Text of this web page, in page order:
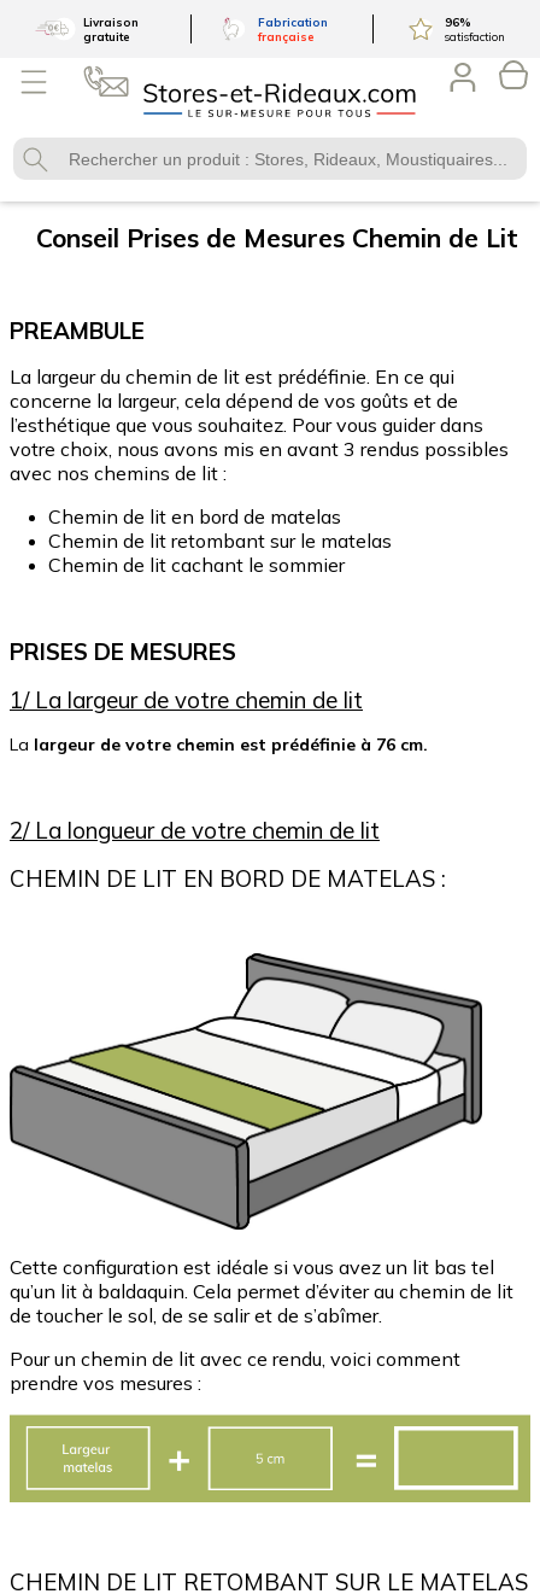
Livraison
gratuite
Fabrication
française
96%
satisfaction
Conseil Prises de Mesures Chemin de Lit
PREAMBULE
La largeur du chemin de lit est prédéfinie. En ce qui
concerne la largeur, cela dépend de vos goûts et de
l’esthétique que vous souhaitez. Pour vous guider dans
votre choix, nous avons mis en avant 3 rendus possibles
avec nos chemins de lit :
Chemin de lit en bord de matelas
Chemin de lit retombant sur le matelas
Chemin de lit cachant le sommier
PRISES DE MESURES
1/ La largeur de votre chemin de lit
La largeur de votre chemin est prédéfinie à 76 cm.
2/ La longueur de votre chemin de lit
CHEMIN DE LIT EN BORD DE MATELAS :
Cette configuration est idéale si vous avez un lit bas tel
qu’un lit à baldaquin. Cela permet d’éviter au chemin de lit
de toucher le sol, de se salir et de s’abîmer.
Pour un chemin de lit avec ce rendu, voici comment
prendre vos mesures :
CHEMIN DE LIT RETOMBANT SUR LE MATELAS